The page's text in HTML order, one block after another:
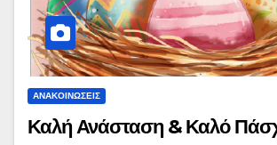
ΑΝΑΚΟΙΝΏΣΕΙΣ
Καλή Ανάσταση & Καλό